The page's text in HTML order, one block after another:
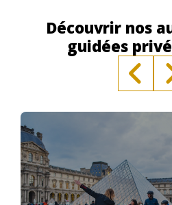
Découvrir nos
guidées